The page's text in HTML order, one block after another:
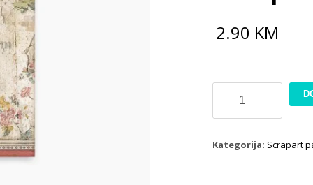
2.90 KM
SBB820
Kategorija: Scrapart